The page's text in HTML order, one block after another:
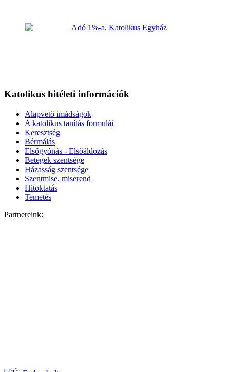
Katolikus hitéleti információk
Alapvető imádságok
A katolikus tanítás formulái
Keresztség
Bérmálás
Elsőgyónás - Elsőáldozás
Betegek szentsége
Házasság szentsége
Szentmise, miserend
Hitoktatás
Temetés
Partnereink: